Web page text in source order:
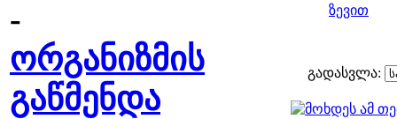
-
ორგანიზმის
გაწმენდა
ზევით
გადასვლა: